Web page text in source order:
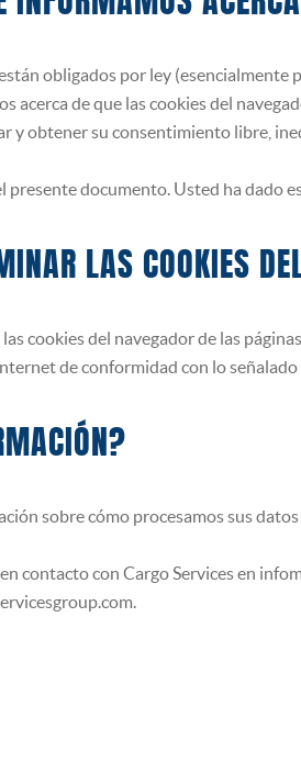
obligados por ley (esencialmente
acerca de que las cookies del
y obtener su consentimiento libre,
presente documento. Usted ha dado
LAS COOKIES
cookies del navegador de las
de conformidad con lo
sobre cómo procesamos sus
contacto con Cargo Services en